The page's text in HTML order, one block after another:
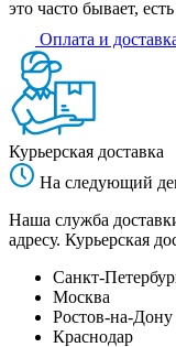
это часто бывает,
Оплата и
Курьерская доставка
На следующий
Наша служба
адресу. Курьерская
Санкт-
Москва
Ростов-на-Дону
Краснодар